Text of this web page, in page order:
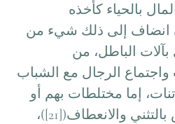
بالحياء كأخذه
إن انضاف إلى ذلك شيء من
بآلات الباطل، من
واجتماع الرجال مع الشباب
الفاتنات، إما مختلطات بهم أو
مشرفات([20])، والرقص بالتثني والانعطاف([21])،